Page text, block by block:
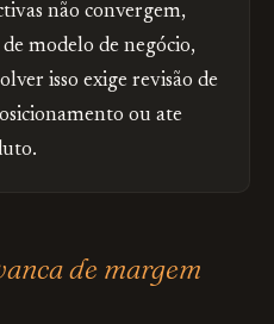
não convergem,
modelo de negócio,
isso exige revisão de
ou ate
de margem